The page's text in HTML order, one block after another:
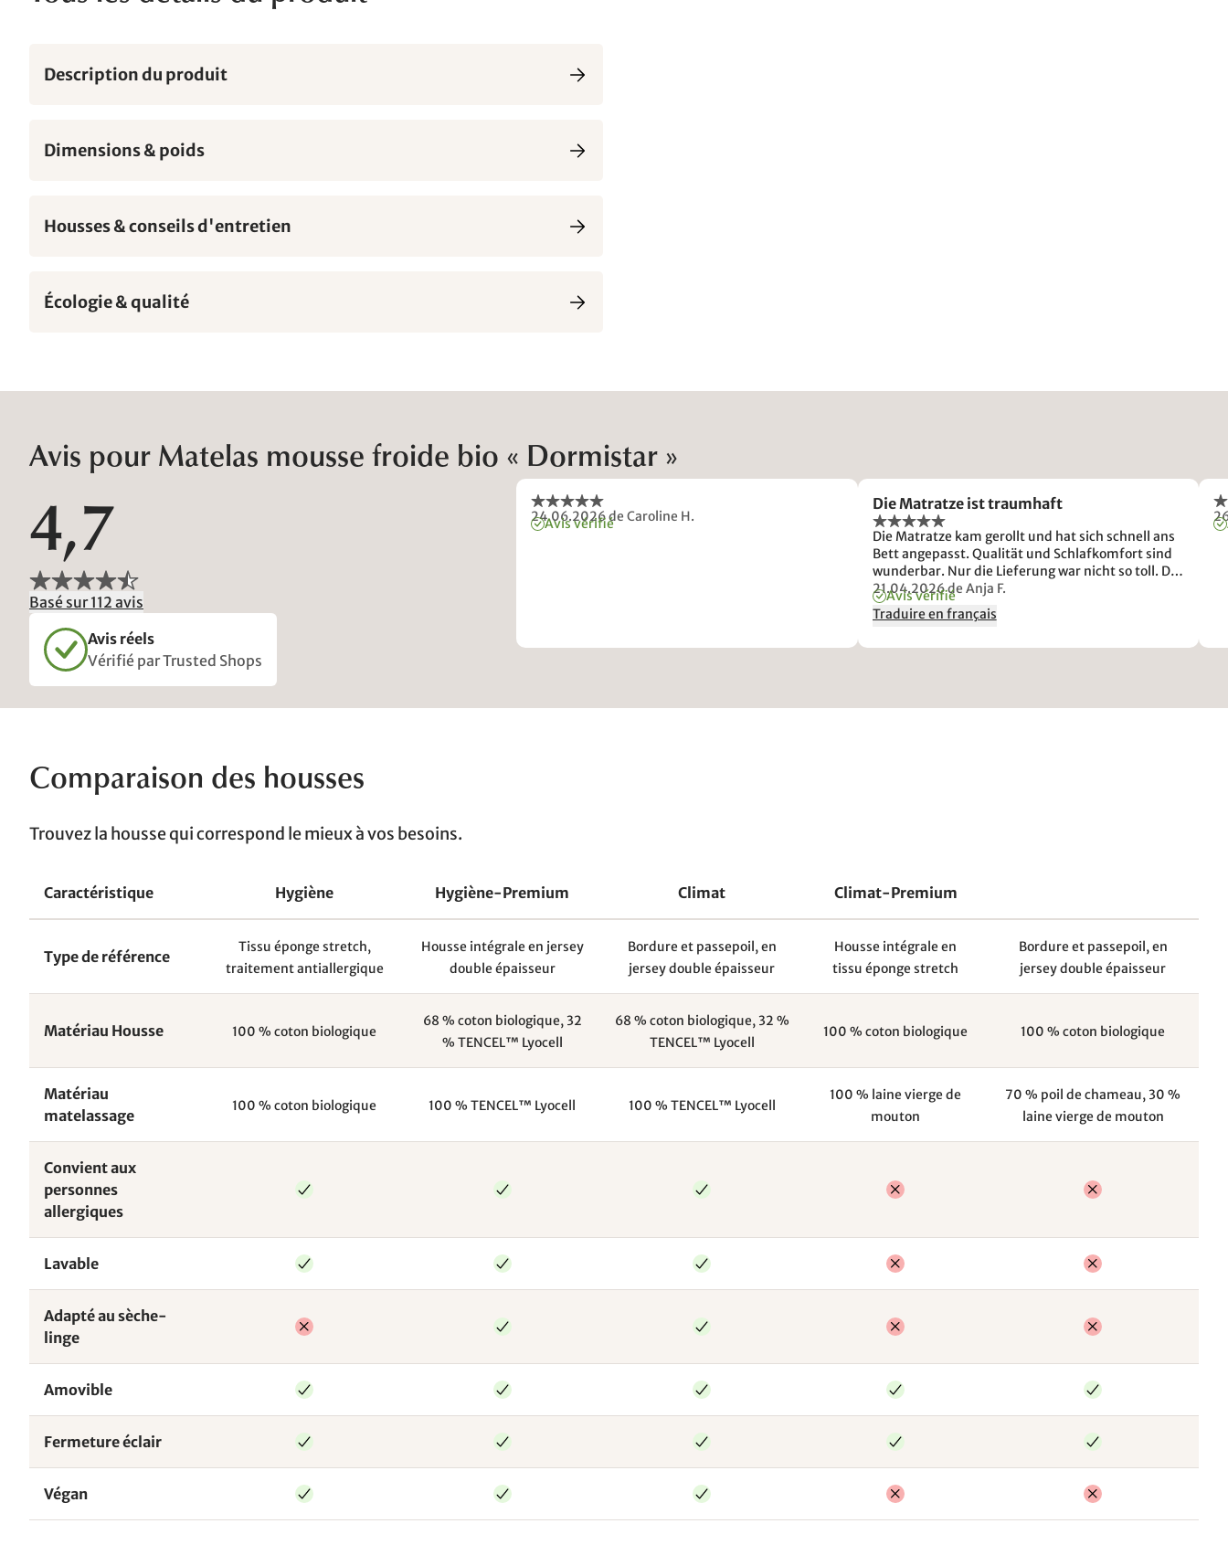
Description du produit
Dimensions & poids
Housses & conseils d'entretien
Écologie & qualité
Avis pour Matelas mousse froide bio « Dormistar »
4,7
Basé sur 112 avis
Avis réels
Vérifié par Trusted Shops
24.06.2026de Caroline H.
Avis vérifié
Die Matratze ist traumhaft
Die Matratze kam gerollt und hat sich schnell ans
Bett angepasst. Qualität und Schlafkomfort sind
wunderbar. Nur die Lieferung war nicht so toll. Die
Logistikfirma hat sich geweigert den Karton /
Verpackungsmaterial der neuen Matratze
mitzunehmen.
21.04.2026de Anja F.
Avis vérifié
Traduire en français
Comparaison des housses
Trouvez la housse qui correspond le mieux à vos besoins.
Caractéristique Hygiène Hygiène-Premium Climat Climat-Premium
Type de référence
Tissu éponge stretch,
traitement antiallergique
Housse intégrale en jersey
double épaisseur
Bordure et passepoil, en
jersey double épaisseur
Housse intégrale en
tissu éponge stretch
Bordure et passepoil, en
jersey double épaisseur
Matériau Housse 100 % coton biologique
68 % coton biologique, 32
% TENCEL™ Lyocell
68 % coton biologique, 32 %
TENCEL™ Lyocell
100 % coton biologique 100 % coton biologique
Matériau
matelassage
100 % coton biologique 100 % TENCEL™ Lyocell 100 % TENCEL™ Lyocell
100 % laine vierge de
mouton
70 % poil de chameau, 30 %
laine vierge de mouton
Convient aux
personnes
allergiques
Lavable
Adapté au sèche-
linge
Amovible
Fermeture éclair
Végan